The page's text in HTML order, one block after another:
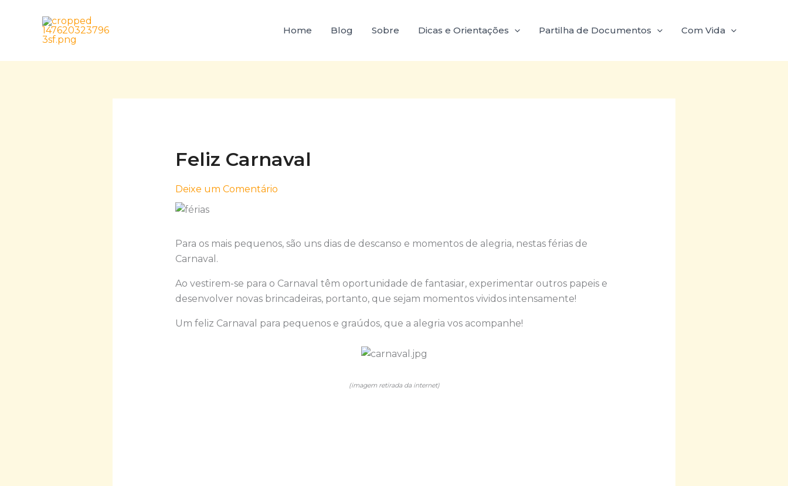
Home Blog Sobre Dicas e Orientações Partilha de Documentos Com Vida
Feliz Carnaval
Deixe um Comentário
Para os mais pequenos, são uns dias de descanso e momentos de alegria, nestas férias de
Carnaval.
Ao vestirem-se para o Carnaval têm oportunidade de fantasiar, experimentar outros papeis e
desenvolver novas brincadeiras, portanto, que sejam momentos vividos intensamente!
Um feliz Carnaval para pequenos e graúdos, que a alegria vos acompanhe!
(imagem retirada da internet)